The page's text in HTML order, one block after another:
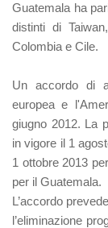
Guatemala ha
distinti di
Colombia e Cile.
Un accordo di
europea e
giugno 2012. La
in vigore il 1
1 ottobre 2013
per il Guatemala.
L’accordo
l’eliminazione